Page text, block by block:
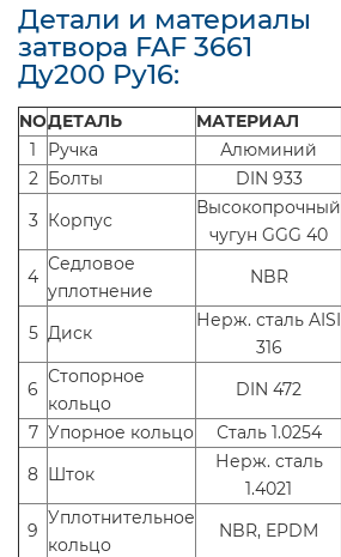
Детали и материалы
затвора FAF 3661
Ду200 Ру16:
NOДЕТАЛЬ
МАТЕРИАЛ
1
Ручка
Алюминий
2 Болты
DIN 933
3 Корпус
Высокопрочный
чугун GGG 40
4
Седловое
yплотнение
NBR
5 Диск
Нерж. сталь AISI
316
6
Стопорное
кольцо
DIN 472
7 Упорное кольцо
Сталь 1.0254
8 Шток
Нерж. cталь
1.4021
9
Уплотнительное
кольцо
NBR, EPDM